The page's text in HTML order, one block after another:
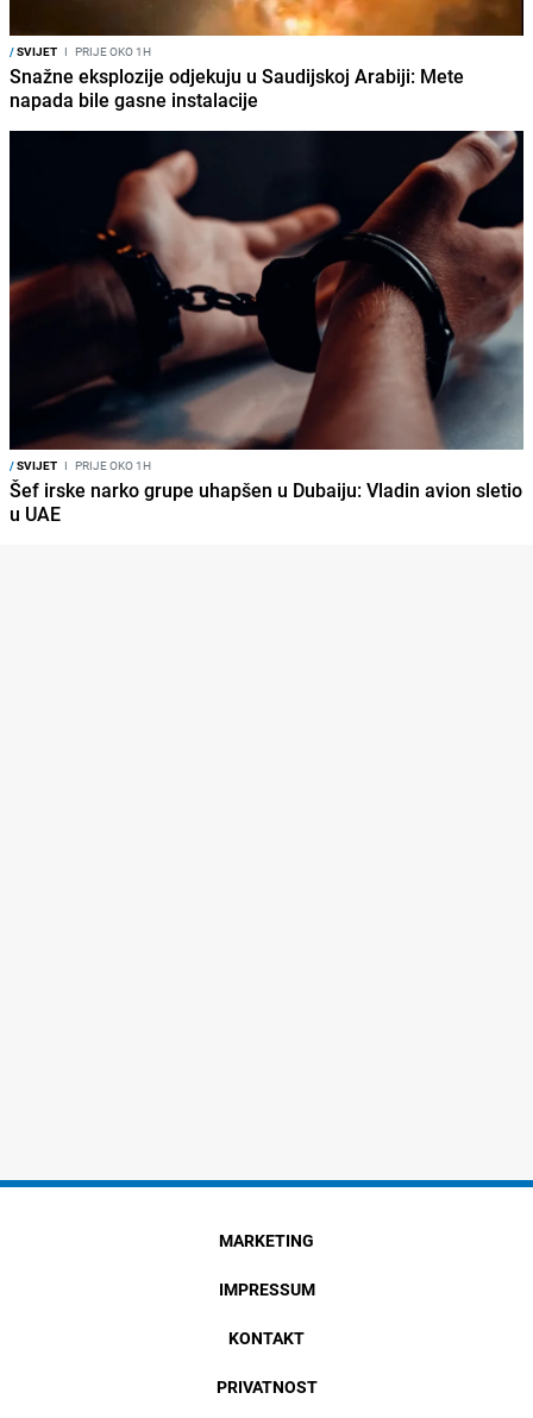
/SVIJET I PRIJE OKO 1H
Snažne eksplozije odjekuju u Saudijskoj Arabiji: Mete
napada bile gasne instalacije
/SVIJET I PRIJE OKO 1H
Šef irske narko grupe uhapšen u Dubaiju: Vladin avion sletio
u UAE
MARKETING
IMPRESSUM
KONTAKT
PRIVATNOST